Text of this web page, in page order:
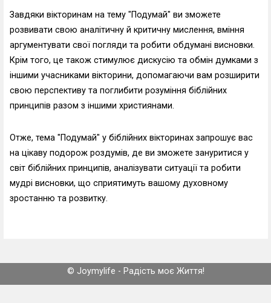
Завдяки вікторинам на тему "Подумай" ви зможете
розвивати свою аналітичну й критичну мислення, вміння
аргументувати свої погляди та робити обдумані висновки.
Крім того, це також стимулює дискусію та обмін думками з
іншими учасниками вікторини, допомагаючи вам розширити
свою перспективу та поглибити розуміння біблійних
принципів разом з іншими християнами.
Отже, тема "Подумай" у біблійних вікторинах запрошує вас
на цікаву подорож роздумів, де ви зможете зануритися у
світ біблійних принципів, аналізувати ситуації та робити
мудрі висновки, що сприятимуть вашому духовному
зростанню та розвитку.
© Joymylife - Радість моє Життя!